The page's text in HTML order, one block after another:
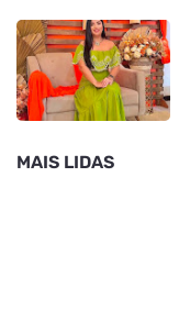
MAIS LIDAS